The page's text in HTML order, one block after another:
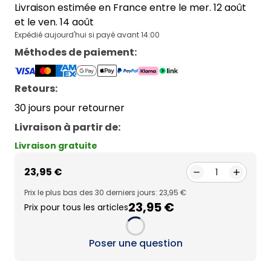
Livraison estimée en France entre le mer. 12 août
et le ven. 14 août
Expédié aujourd'hui si payé avant 14:00
Méthodes de paiement:
Retours:
30 jours pour retourner
Livraison à partir de:
Livraison gratuite
23,95 € 1
Prix le plus bas des 30 derniers jours: 23,95 €
Prix pour tous les articles23,95 €
Loading...
Poser une question